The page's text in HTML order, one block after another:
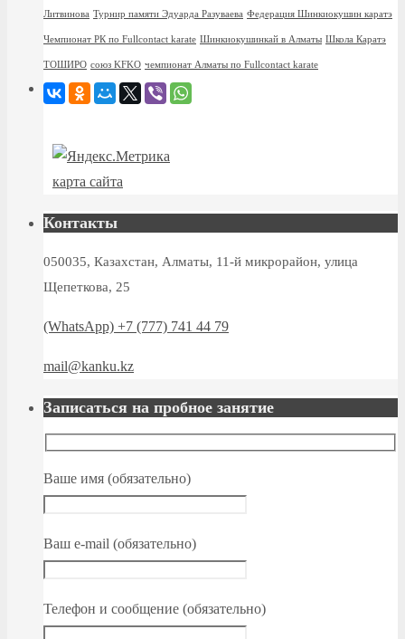
Литвинова Турнир памяти Эдуарда Разуваева Федерация Шинкиокушин каратэ
Чемпионат РК по Fullcontact karate Шинкиокушинкай в Алматы Школа Каратэ
ТОШИРО союз KFKO чемпионат Алматы по Fullcontact karate
карта сайта
Контакты
050035, Казахстан, Алматы, 11-й микрорайон, улица
Щепеткова, 25
(WhatsApp) +7 (777) 741 44 79
mail@kanku.kz
Записаться на пробное занятие
Ваше имя (обязательно)
Ваш e-mail (обязательно)
Телефон и сообщение (обязательно)